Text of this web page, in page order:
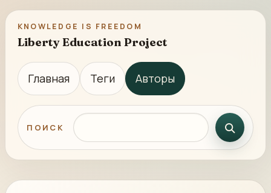
KNOWLEDGE IS FREEDOM
Liberty Education Project
Главная Теги Авторы
ПОИСК Поиск по сайту